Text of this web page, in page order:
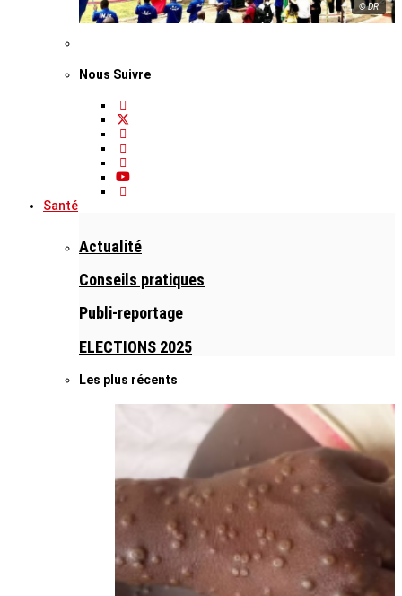
© DR
Nous Suivre
Santé
Actualité
Conseils pratiques
Publi-reportage
ELECTIONS 2025
Les plus récents